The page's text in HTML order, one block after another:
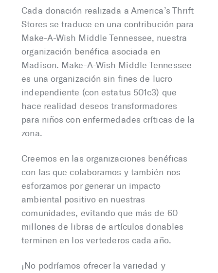
Cada donación realizada a America’s Thrift
Stores se traduce en una contribución para
Make-A-Wish Middle Tennessee, nuestra
organización benéfica asociada en
Madison. Make-A-Wish Middle Tennessee
es una organización sin fines de lucro
independiente (con estatus 501c3) que
hace realidad deseos transformadores
para niños con enfermedades críticas de la
zona.
Creemos en las organizaciones benéficas
con las que colaboramos y también nos
esforzamos por generar un impacto
ambiental positivo en nuestras
comunidades, evitando que más de 60
millones de libras de artículos donables
terminen en los vertederos cada año.
¡No podríamos ofrecer la variedad y